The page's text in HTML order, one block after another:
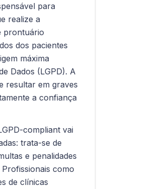
para
realize a
prontuário
dos pacientes
máxima
Dados (LGPD). A
resultar em graves
a confiança
compliant vai
trata-se de
e penalidades
como
de clínicas